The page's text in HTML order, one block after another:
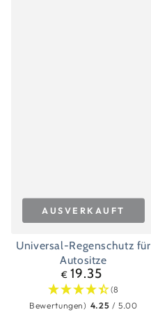
Universal-Regenschutz für
Autositze
Regulärer
Preis
€ 19.35
(8
Bewertungen) 4.25 / 5.00
AUSVERKAUFT